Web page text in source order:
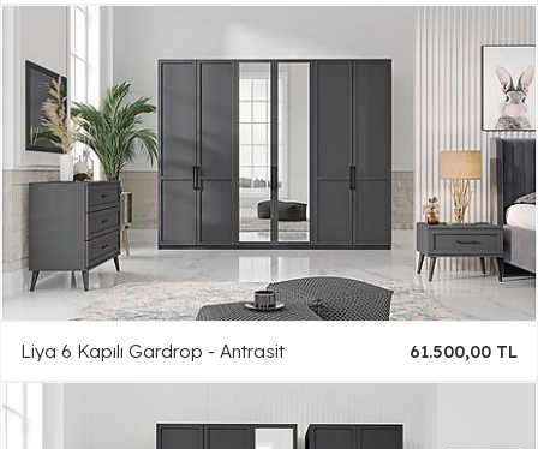
Liya 6 Kapılı Gardrop - Antrasit 61.500,00 TL